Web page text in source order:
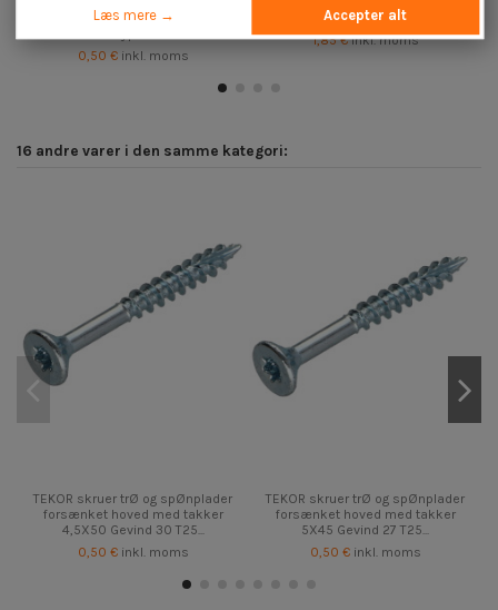
Gevind 47 spids anti-kløvning
0,50 € inkl. moms
4,5X40 T20 elforzinket stål...
1,85 €inkl. moms
16 andre varer i den samme kategori:
TEKOR skruer trØ og spØnplader
forsænket hoved med takker
4,5X50 Gevind 30 T25...
0,50 € inkl. moms
TEKOR skruer trØ og spØnplader
forsænket hoved med takker
5X45 Gevind 27 T25...
0,50 € inkl. moms
Læs mere → Accepter alt